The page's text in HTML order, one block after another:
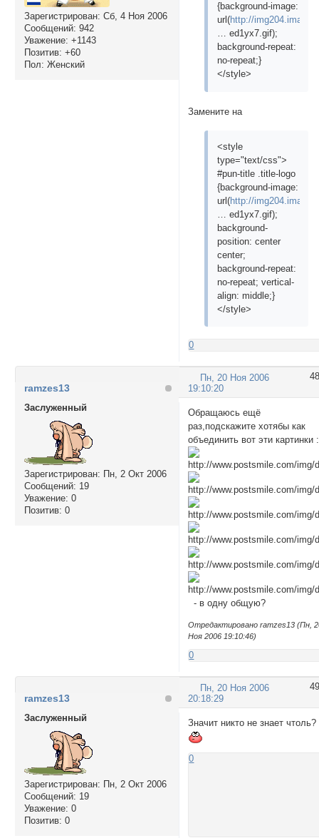
Зарегистрирован: Сб, 4 Ноя 2006
Сообщений: 942
Уважение: +1143
Позитив: +60
Пол: Женский
{background-image:
url(http://
… ed1yx7.gif);
background-repeat:
no-repeat;}
</style>
Замените на
<style
type="text/css">
#pun-title .title-logo
{background-image:
url(http://
… ed1yx7.gif);
background-
position: center
center;
background-repeat:
no-repeat; vertical-
align: middle;}
</style>
0
48
Пн, 20 Ноя 2006
19:10:20
ramzes13
Заслуженный
Зарегистрирован: Пн, 2 Окт 2006
Сообщений: 19
Уважение: 0
Позитив: 0
Обращаюсь ещё
раз,подскажите хотябы как
объединить вот эти картинки :
- в одну общую?
Отредактировано ramzes13 (Пн,
Ноя 2006 19:10:46)
0
49
Пн, 20 Ноя 2006
20:18:29
ramzes13
Заслуженный
Зарегистрирован: Пн, 2 Окт 2006
Сообщений: 19
Уважение: 0
Позитив: 0
Значит никто не знает чтоль?
0